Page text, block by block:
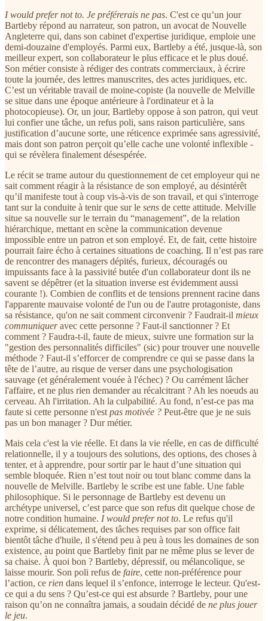
I would prefer not to. Je préférerais ne pas. C'est ce qu’un jour
Bartleby répond au narrateur, son patron, un avocat de Nouvelle
Angleterre qui, dans son cabinet d'expertise juridique, emploie une
demi-douzaine d'employés. Parmi eux, Bartleby a été, jusque-là, son
meilleur expert, son collaborateur le plus efficace et le plus doué.
Son métier consiste à rédiger des contrats commerciaux, à écrire
toute la journée, des lettres manuscrites, des actes juridiques, etc.
C’est un véritable travail de moine-copiste (la nouvelle de Melville
se situe dans une époque antérieure à l'ordinateur et à la
photocopieuse). Or, un jour, Bartleby oppose à son patron, qui veut
lui confier une tâche, un refus poli, sans raison particulière, sans
justification d’aucune sorte, une réticence exprimée sans agressivité,
mais dont son patron perçoit qu’elle cache une volonté inflexible -
qui se révèlera finalement désespérée.
Le récit se trame autour du questionnement de cet employeur qui ne
sait comment réagir à la résistance de son employé, au désintérêt
qu’il manifeste tout à coup vis-à-vis de son travail, et qui s'interroge
tant sur la conduite à tenir que sur le sens de cette attitude. Melville
situe sa nouvelle sur le terrain du “management”, de la relation
hiérarchique, mettant en scène la communication devenue
impossible entre un patron et son employé. Et, de fait, cette histoire
pourrait faire écho à certaines situations de coaching. Il n’est pas rare
de rencontrer des managers dépités, furieux, découragés ou
impuissants face à la passivité butée d'un collaborateur dont ils ne
savent se dépêtrer (et la situation inverse est évidemment aussi
courante !). Combien de conflits et de tensions prennent racine dans
l'apparente mauvaise volonté de l'un ou de l'autre protagoniste, dans
sa résistance, qu'on ne sait comment circonvenir ? Faudrait-il mieux
communiqueravec cette personne ? Faut-il sanctionner ? Et
comment ? Faudra-t-il, faute de mieux, suivre une formation sur la
"gestion des personnalités difficiles" (sic) pour trouver une nouvelle
méthode ? Faut-il s’efforcer de comprendre ce qui se passe dans la
tête de l’autre, au risque de verser dans une psychologisation
sauvage (et généralement vouée à l'échec) ? Ou carrément lâcher
l'affaire, et ne plus rien demander au récalcitrant ? Ah les noeuds au
cerveau. Ah l'irritation. Ah la culpabilité. Au fond, n’est-ce pas ma
faute si cette personne n'est pas motivée ? Peut-être que je ne suis
pas un bon manager ? Dur métier.
Mais cela c'est la vie réelle. Et dans la vie réelle, en cas de difficulté
relationnelle, il y a toujours des solutions, des options, des choses à
tenter, et à apprendre, pour sortir par le haut d’une situation qui
semble bloquée. Rien n’est tout noir ou tout blanc comme dans la
nouvelle de Melville. Bartleby le scribe est une fable. Une fable
philosophique. Si le personnage de Bartleby est devenu un
archétype universel, c’est parce que son refus dit quelque chose de
notre condition humaine. I would prefer not to. Le refus qu'il
exprime, si délicatement, des tâches requises par son office fait
bientôt tâche d'huile, il s'étend peu à peu à tous les domaines de son
existence, au point que Bartleby finit par ne même plus se lever de
sa chaise. À quoi bon ? Bartleby, dépressif, ou mélancolique, se
laisse mourir. Son poli refus de faire, cette non-préférence pour
l’action, ce rien dans lequel il s’enfonce, interroge le lecteur. Qu'est-
ce qui a du sens ? Qu’est-ce qui est absurde ? Bartleby, pour une
raison qu’on ne connaîtra jamais, a soudain décidé de ne plus jouer
le jeu.